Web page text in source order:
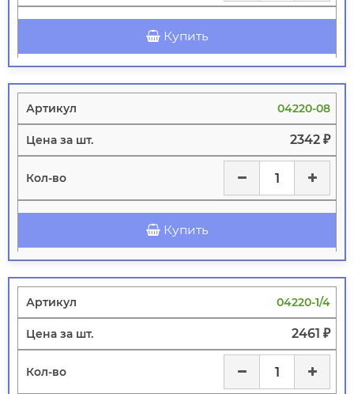
Купить
04220-08
2342 ₽
Купить
04220-1/4
2461 ₽